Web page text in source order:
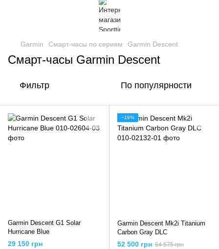
Garmin Смарт-часы по сериям Garmin Descent
Смарт-часы Garmin Descent
Фильтр По популярности
Garmin Descent G1 Solar
Hurricane Blue
29 150 грн
−19%
Garmin Descent Mk2i Titanium
Carbon Gray DLC
52 500 грн 64 575 грн